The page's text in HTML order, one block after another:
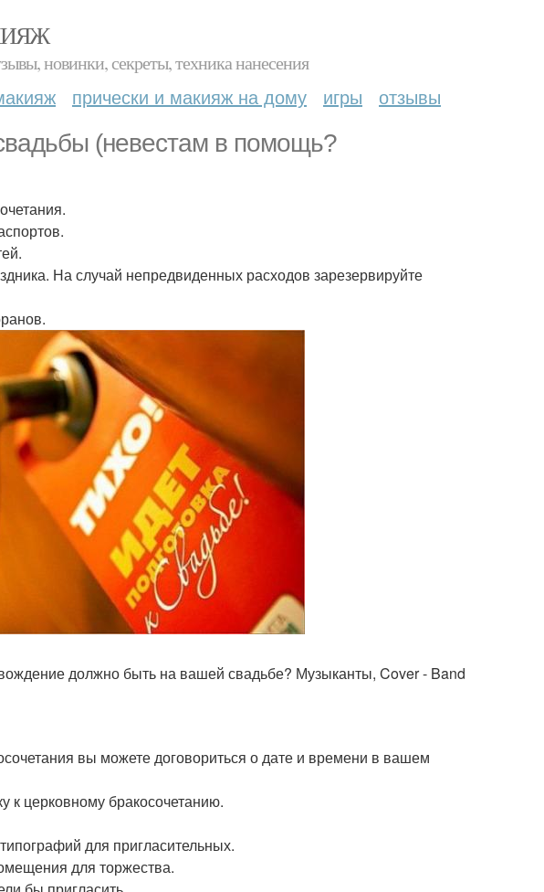
новинки, секреты, техника нанесения
прически и макияж на дому игры отзывы
(невестам в помощь?
На случай непредвиденных расходов зарезервируйте
должно быть на вашей свадьбе? Музыканты, Cover - Band
вы можете договориться о дате и времени в вашем
к церковному бракосочетанию.
для пригласительных.
для торжества.